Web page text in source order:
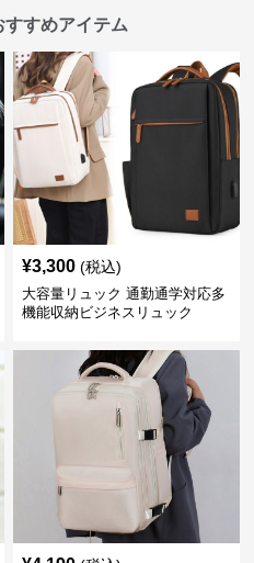
すめアイテム
¥3,300 (税込)
大容量リュック 通勤通学対応多
機能収納ビジネスリュック